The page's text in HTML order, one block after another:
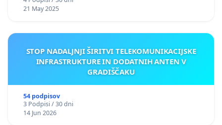
21 May 2025
STOP NADALJNJI ŠIRITVI TELEKOMUNIKACIJSKE
INFRASTRUKTURE IN DODATNIH ANTEN V
GRADIŠČAKU
54 podpisov
3 Podpisi / 30 dni
14 Jun 2026